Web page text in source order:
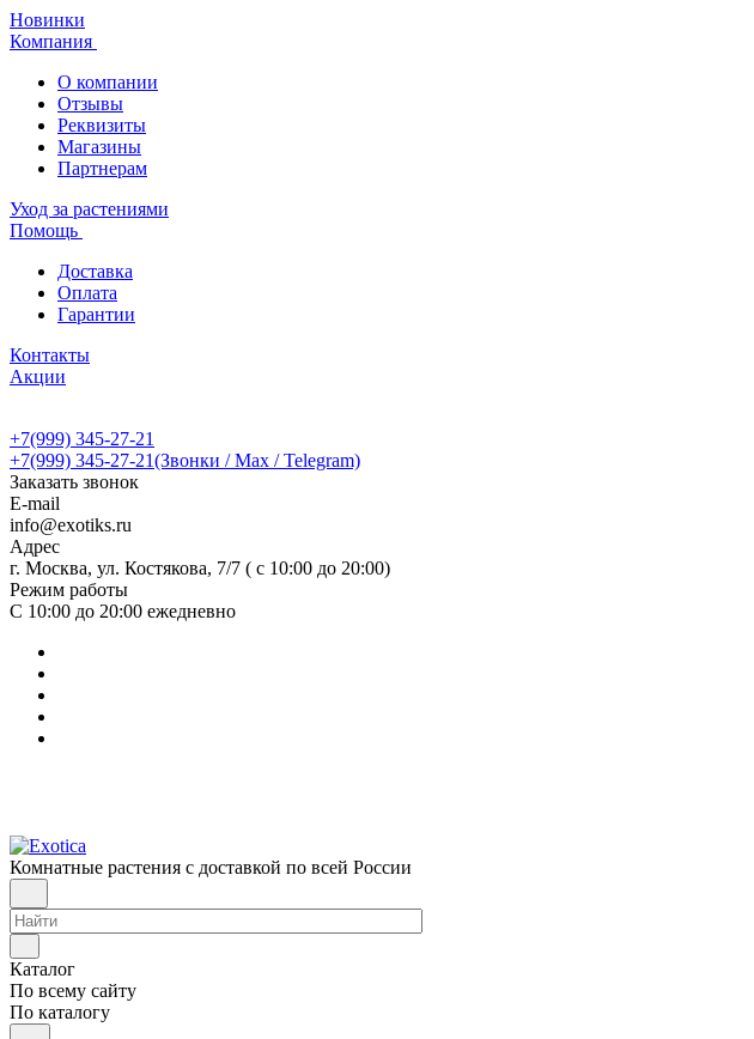
Новинки
Компания
О компании
Отзывы
Реквизиты
Магазины
Партнерам
Уход за растениями
Помощь
Доставка
Оплата
Гарантии
Контакты
Акции
+7(999) 345-27-21
+7(999) 345-27-21(Звонки / Max / Telegram)
Заказать звонок
E-mail
info@exotiks.ru
Адрес
г. Москва, ул. Костякова, 7/7 ( с 10:00 до 20:00)
Режим работы
С 10:00 до 20:00 ежедневно
Комнатные растения с доставкой по всей России
Каталог
По всему сайту
По каталогу